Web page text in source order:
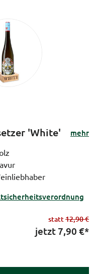
'White'
mehr
statt12,90 €
jetzt 7,90 €*